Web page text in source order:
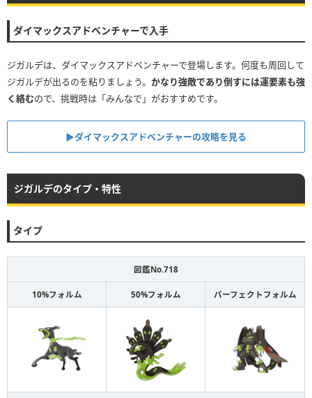
ダイマックスアドベンチャーで入手
ジガルデは、ダイマックスアドベンチャーで登場します。何度も周回して
ジガルデが出るのを粘りましょう。 かなり強敵であり倒すには運要素も強
く絡むので、挑戦時は「みんなで」がおすすめです。
▶︎ダイマックスアドベンチャーの攻略を見る
ジガルデのタイプ・特性
タイプ
図鑑No.718
10%フォルム 50%フォルム パーフェクトフォルム